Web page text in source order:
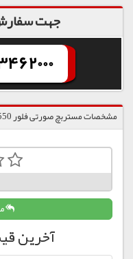
جهت
مشخصات مستربچ صورتی فلور 302550
آخرین